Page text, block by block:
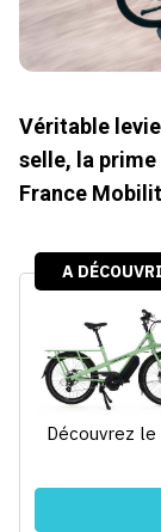
Véritable
selle, la
France